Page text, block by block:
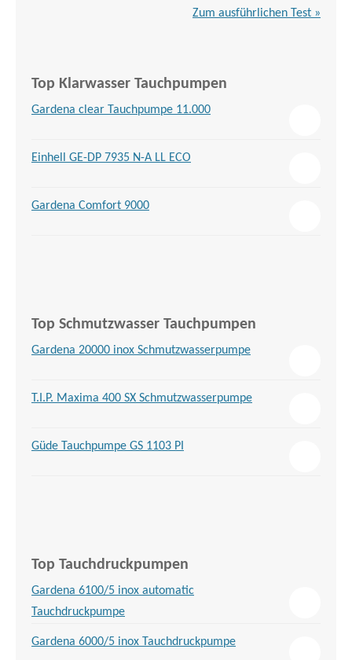
Zum ausführlichen Test »
Top Klarwasser Tauchpumpen
Gardena clear Tauchpumpe 11.000
Einhell GE-DP 7935 N-A LL ECO
Gardena Comfort 9000
Top Schmutzwasser Tauchpumpen
Gardena 20000 inox Schmutzwasserpumpe
T.I.P. Maxima 400 SX Schmutzwasserpumpe
Güde Tauchpumpe GS 1103 PI
Top Tauchdruckpumpen
Gardena 6100/5 inox automatic
Tauchdruckpumpe
Gardena 6000/5 inox Tauchdruckpumpe